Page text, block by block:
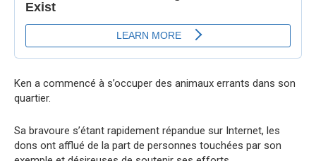
Ken a commencé à s’occuper des animaux errants dans son
quartier.
Sa bravoure s’étant rapidement répandue sur Internet, les
dons ont afflué de la part de personnes touchées par son